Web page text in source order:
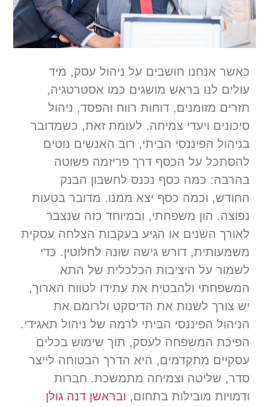
כאשר אנחנו חושבים על ניהול עסק, מיד
עולים לנו בראש מושגים כמו אסטרטגיה,
תזרים מזומנים, דוחות רווח והפסד, ניהול
סיכונים ויעדי צמיחה. לעומת זאת, כשמדובר
בניהול הפיננסי הביתי, רוב האנשים נוטים
להסתכל על הכסף דרך פריזמה פשוטה
בהרבה: כמה כסף נכנס לחשבון הבנק
החודש, וכמה כסף יצא ממנו. מדובר בטעות
נפוצה. הון משפחתי, ובמיוחד כזה שנצבר
לאורך השנים או הגיע בעקבות הצלחה עסקית
משמעותית, דורש גישה שונה לחלוטין. כדי
לשמור על היציבות הכלכלית של התא
המשפחתי ולהבטיח את עתידו לטווח הארוך,
יש צורך לשנות את הדיסקט ולרומם את
הניהול הפיננסי הביתי לרמה של ניהול תאגידי.
הפיכת המשפחה לעסק, תוך שימוש בכלים
עסקיים מתקדמים, היא הדרך הבטוחה לייצר
סדר, שליטה וצמיחה מתמשכת. חברות
ודמויות מובילות בתחום, ובראשן דנה גולן